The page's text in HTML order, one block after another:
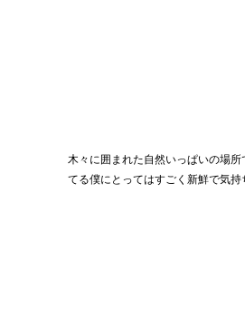
木々に囲まれた自然いっぱいの場
てる僕にとってはすごく新鮮で気